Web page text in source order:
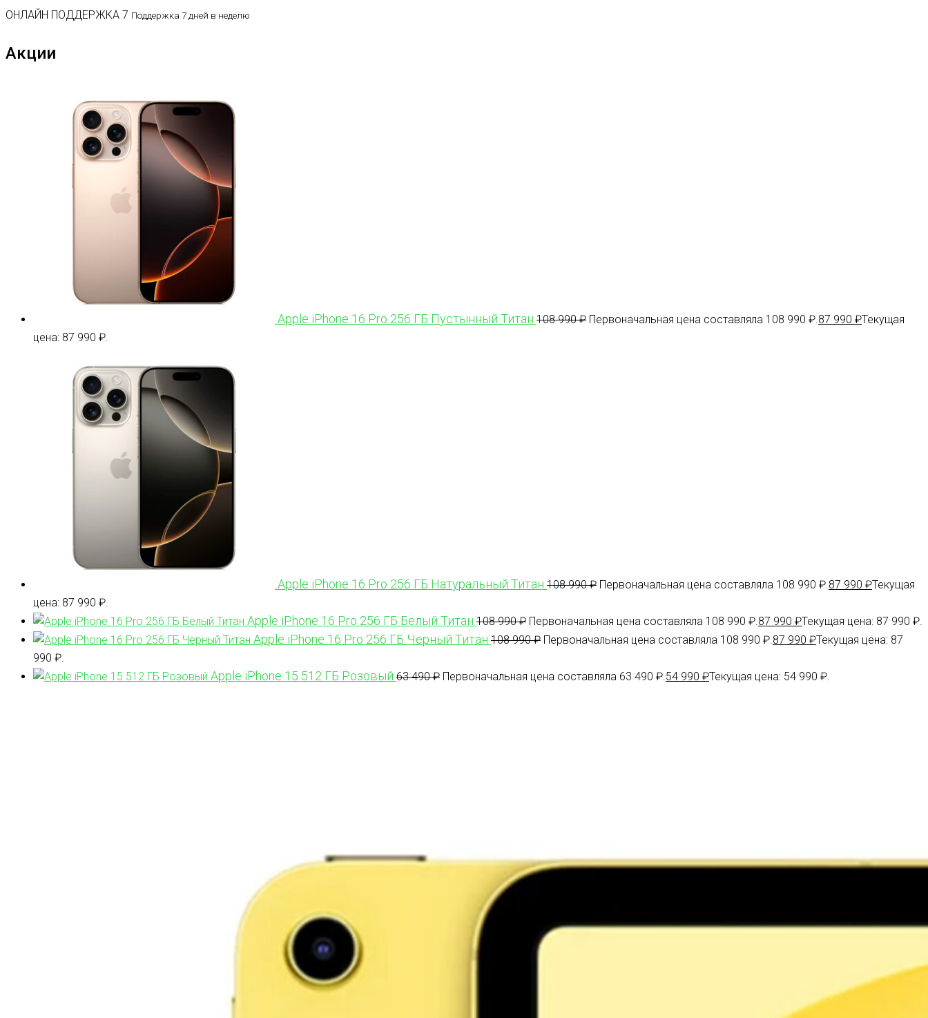
ОНЛАЙН ПОДДЕРЖКА 7 Поддержка 7 дней в неделю
Акции
Apple iPhone 16 Pro 256 ГБ Пустынный Титан 108 990₽ Первоначальная цена составляла 108 990 ₽. 87 990 ₽Текущая
цена: 87 990 ₽.
Apple iPhone 16 Pro 256 ГБ Натуральный Титан 108 990₽ Первоначальная цена составляла 108 990 ₽. 87 990 ₽Текущая
цена: 87 990 ₽.
Apple iPhone 16 Pro 256 ГБ Белый Титан 108 990₽ Первоначальная цена составляла 108 990 ₽. 87 990 ₽Текущая цена: 87 990 ₽.
Apple iPhone 16 Pro 256 ГБ Черный Титан 108 990₽ Первоначальная цена составляла 108 990 ₽. 87 990 ₽Текущая цена: 87
990 ₽.
Apple iPhone 15 512 ГБ Розовый 63 490₽ Первоначальная цена составляла 63 490 ₽. 54 990 ₽Текущая цена: 54 990 ₽.